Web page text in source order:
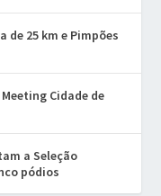
25 km e Pimpões
Cidade de
a Seleção
pódios